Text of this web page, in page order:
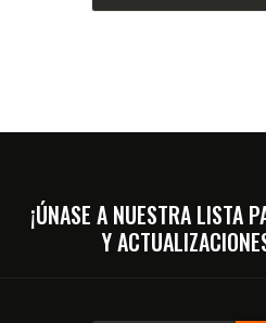
¡ÚNASE A NUESTRA LISTA
Y